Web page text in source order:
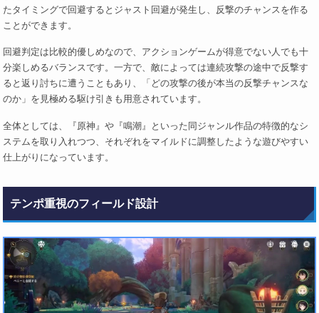
たタイミングで回避するとジャスト回避が発生し、反撃のチャンスを作る
ことができます。
回避判定は比較的優しめなので、アクションゲームが得意でない人でも十
分楽しめるバランスです。一方で、敵によっては連続攻撃の途中で反撃す
ると返り討ちに遭うこともあり、「どの攻撃の後が本当の反撃チャンスな
のか」を見極める駆け引きも用意されています。
全体としては、『原神』や『鳴潮』といった同ジャンル作品の特徴的なシ
ステムを取り入れつつ、それぞれをマイルドに調整したような遊びやすい
仕上がりになっています。
テンポ重視のフィールド設計